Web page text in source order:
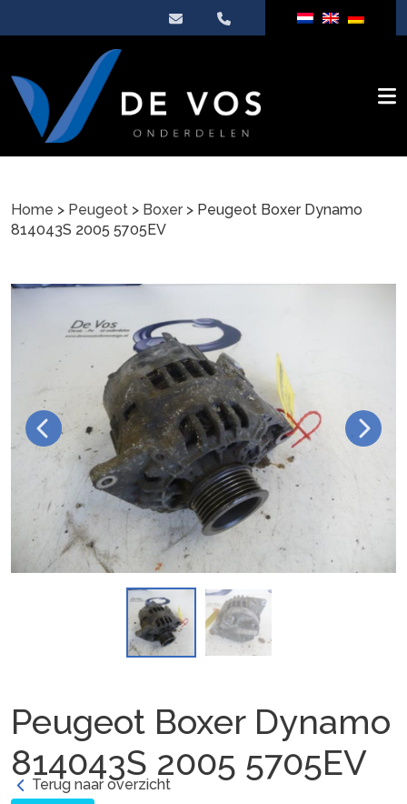
Home > Peugeot > Boxer > Peugeot Boxer Dynamo
814043S 2005 5705EV
Peugeot Boxer Dynamo
814043S 2005 5705EV
Terug naar overzicht